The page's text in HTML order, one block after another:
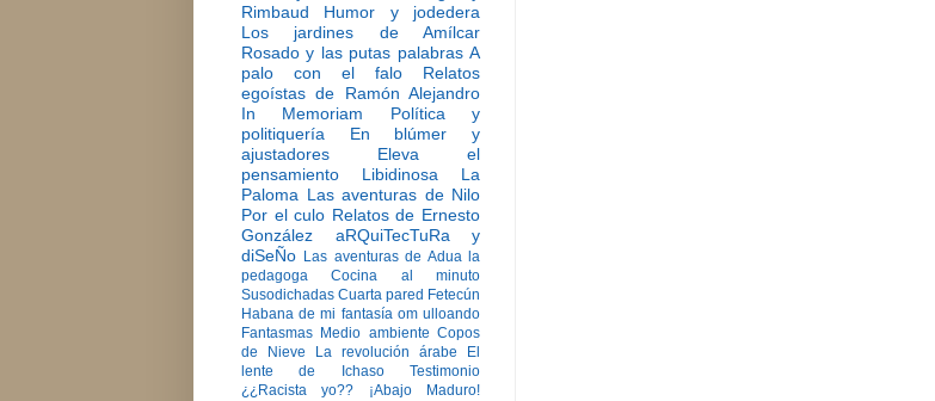
Rimbaud
Humor y jodedera
Los jardines de Amílcar
Rosado y las putas palabras A
palo con el falo
Relatos
egoístas de Ramón Alejandro
In Memoriam
Política y
politiquería
En blúmer y
ajustadores
Eleva el
pensamiento
Libidinosa
La
Paloma Las aventuras de Nilo
Por el culo Relatos de Ernesto
González
aRQuiTecTuRa y
diSeÑo Las aventuras de Adua la
pedagoga
Cocina al minuto
Susodichadas Cuarta pared Fetecún
Habana de mi fantasía om ulloando
Fantasmas Medio ambiente Copos
de Nieve
La revolución árabe
El
lente de Ichaso
Testimonio
¿¿Racista yo??
¡Abajo Maduro!